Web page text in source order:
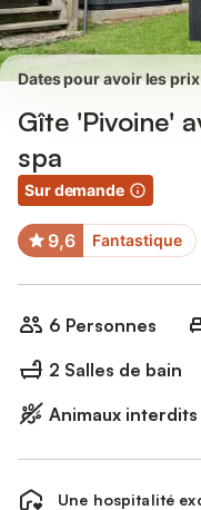
Dates pour avoir les
Gîte 'Pivoine'
spa
Sur demande
9,6 Fantastique
6 Personnes
2 Salles de bain
Animaux interdits
Une hospitalité